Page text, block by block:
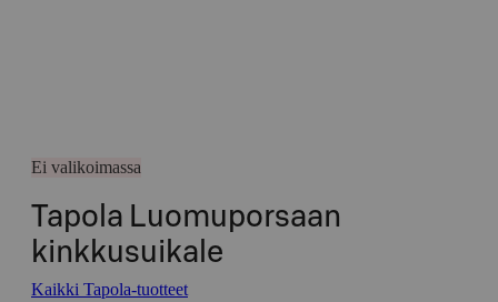
Ei valikoimassa
Tapola Luomuporsaan
kinkkusuikale
Kaikki Tapola-tuotteet